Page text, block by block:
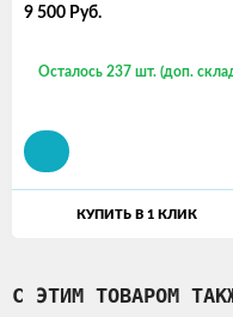
9 500 Руб.
Осталось 237 шт. (доп.
КУПИТЬ В 1 КЛИК
С ЭТИМ ТОВАРОМ